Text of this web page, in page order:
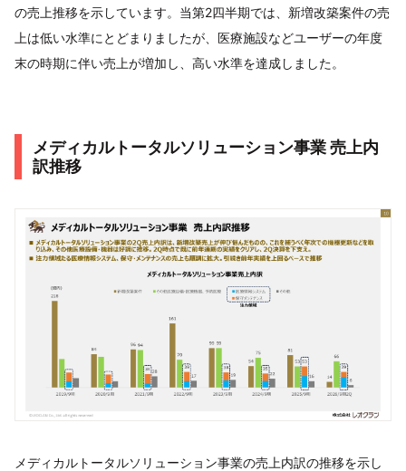
の売上推移を示しています。当第2四半期では、新増改築案件の売
上は低い水準にとどまりましたが、医療施設などユーザーの年度
末の時期に伴い売上が増加し、高い水準を達成しました。
メディカルトータルソリューション事業 売上内
訳推移
メディカルトータルソリューション事業の売上内訳の推移を示し